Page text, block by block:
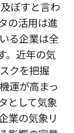
ぼすと言わ
の活用は進
る企業は全
。近年の気
クを把握
運が高まっ
として気象
業の気象リ